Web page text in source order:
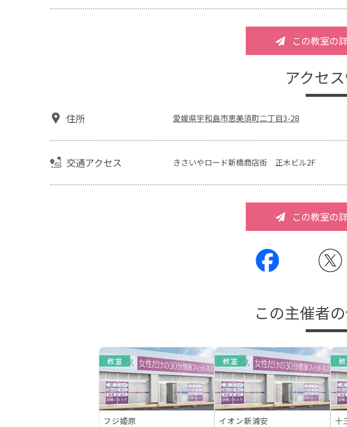
この教室の
アクセ
住所 愛媛県宇和島市恵美須町二丁目3-28
交通アクセス きさいやロード新橋商店街 正木ビル2F
この教室の
この主催者
教室
フジ姫原
教室
イオン新浦安 十